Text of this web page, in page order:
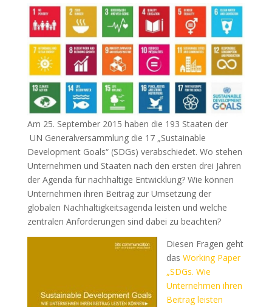
Am 25. September 2015 haben die 193 Staaten der
UN Generalversammlung die 17 „Sustainable
Development Goals“ (SDGs) verabschiedet. Wo stehen
Unternehmen und Staaten nach den ersten drei Jahren
der Agenda für nachhaltige Entwicklung? Wie können
Unternehmen ihren Beitrag zur Umsetzung der
globalen Nachhaltigkeitsagenda leisten und welche
zentralen Anforderungen sind dabei zu beachten?
Diesen Fragen geht
das Working Paper
„SDGs. Wie
Unternehmen ihren
Beitrag leisten